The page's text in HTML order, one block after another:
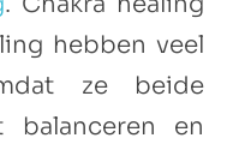
hebben veel
ze beide
en